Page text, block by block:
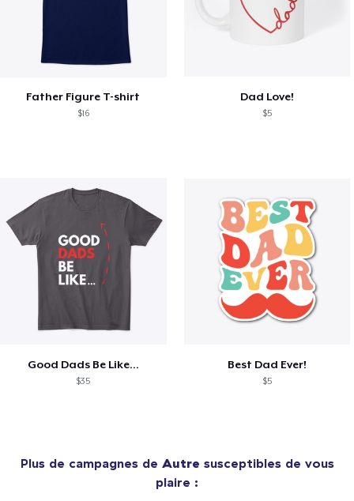
Father Figure T-shirt
$16
Dad Love!
$5
Good Dads Be Like...
$35
Best Dad Ever!
$5
Plus de campagnes de Autre susceptibles de vous
plaire :